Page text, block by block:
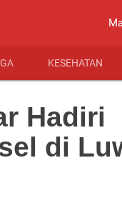
KESEHATAN
Hadiri
di